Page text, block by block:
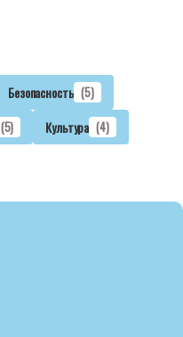
Безопасность (5)
(5) Культура (4)